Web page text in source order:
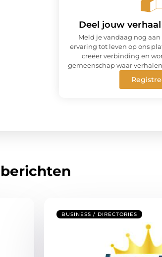
Deel jouw
Meld je vandaag nog
ervaring tot leven op ons
creëer verbinding en
gemeenschap waar
BUSINESS / DIRECTORIES